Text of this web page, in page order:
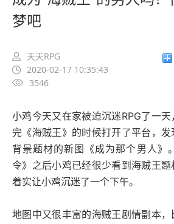
梦吧
天天RPG
2020-02-17 10:35:43
3546
小鸡今天又在家被迫沉迷RPG了一
完《海贼王》的时候打开了平台，
背景题材的新图《成为那个男人
令》之后小鸡已经很少看到海贼王
着实让小鸡沉迷了一个下午。
地图中又很丰富的海贼王剧情副本